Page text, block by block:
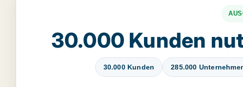
30.000 Kunden
30.000 Kunden 285.000